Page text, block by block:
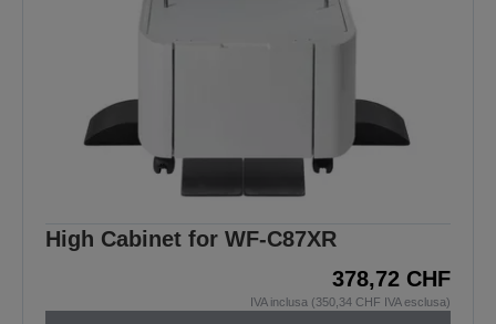
High Cabinet for WF-C87XR
378,72 CHF
IVA inclusa (350,34 CHF IVA esclusa)